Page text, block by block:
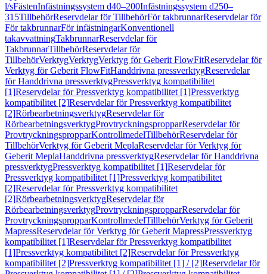
l/sFästenInfästningssystem d40–200Infästningssystem d250–
315TillbehörReservdelar för TillbehörFör takbrunnarReservdelar för
För takbrunnarFör infästningarKonventionell
takavvattningTakbrunnarReservdelar för
TakbrunnarTillbehörReservdelar för
TillbehörVerktygVerktygVerktyg för Geberit FlowFitReservdelar för
Verktyg för Geberit FlowFitHanddrivna pressverktygReservdelar
för Handdrivna pressverktygPressverktyg kompatibilitet
[1]Reservdelar för Pressverktyg kompatibilitet [1]Pressverktyg
kompatibilitet [2]Reservdelar för Pressverktyg kompatibilitet
[2]RörbearbetningsverktygReservdelar för
RörbearbetningsverktygProvtryckningspropparReservdelar för
ProvtryckningspropparKontrollmedelTillbehörReservdelar för
TillbehörVerktyg för Geberit MeplaReservdelar för Verktyg för
Geberit MeplaHanddrivna pressverktygReservdelar för Handdrivna
pressverktygPressverktyg kompatibilitet [1]Reservdelar för
Pressverktyg kompatibilitet [1]Pressverktyg kompatibilitet
[2]Reservdelar för Pressverktyg kompatibilitet
[2]RörbearbetningsverktygReservdelar för
RörbearbetningsverktygProvtryckningspropparReservdelar för
ProvtryckningspropparKontrollmedelTillbehörVerktyg för Geberit
MapressReservdelar för Verktyg för Geberit MapressPressverktyg
kompatibilitet [1]Reservdelar för Pressverktyg kompatibilitet
[1]Pressverktyg kompatibilitet [2]Reservdelar för Pressverktyg
kompatibilitet [2]Pressverktyg kompatibilitet [1] / [2]Reservdelar för